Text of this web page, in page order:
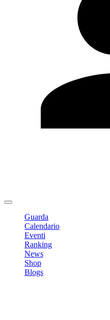
Guarda
Calendario
Eventi
Ranking
News
Shop
Blogs